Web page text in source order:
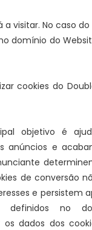
visitar. No caso do
domínio do
cookies do
objetivo é
anúncios e
de conversão
e persistem
definidos no
os dados dos